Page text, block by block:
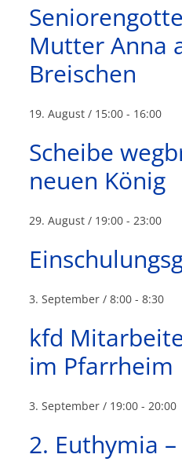
Mutter Anna
Breischen
19. August / 15:00 - 16:00
Scheibe
neuen König
29. August / 19:00 -23:00
3. September / 8:00 -8:30
kfd
im Pfarrheim
3. September / 19:00 -20:00
2. Euthymia –